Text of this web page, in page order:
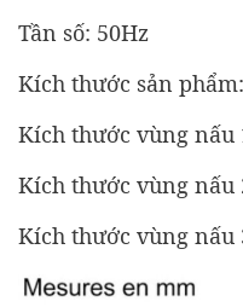
Tần số: 50Hz
Kích thước sản phẩm:
Kích thước vùng nấu
Kích thước vùng nấu
Kích thước vùng nấu